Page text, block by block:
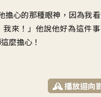
擔心的那種眼神 ， 因為我
我來！」他說他好為這件
麼擔心 ！
播放迴向